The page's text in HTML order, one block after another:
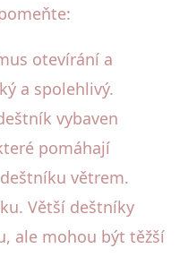
otevírání a
a spolehlivý.
vybaven
pomáhají
větrem.
Větší deštníky
ale mohou být těžší